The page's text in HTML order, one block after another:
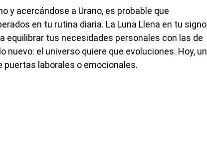
y acercándose a Urano, es probable que
en tu rutina diaria. La Luna Llena en tu signo
equilibrar tus necesidades personales con las de
nuevo: el universo quiere que evoluciones. Hoy, un
puertas laborales o emocionales.